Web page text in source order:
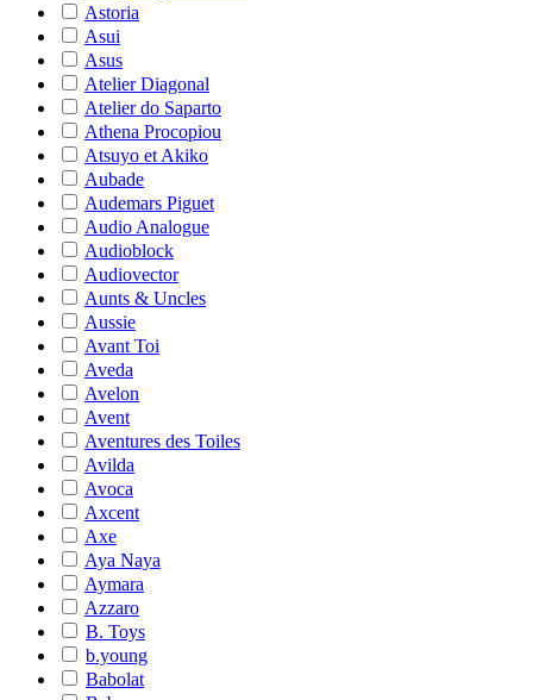
Astoria
Asui
Asus
Atelier Diagonal
Atelier do Saparto
Athena Procopiou
Atsuyo et Akiko
Aubade
Audemars Piguet
Audio Analogue
Audioblock
Audiovector
Aunts & Uncles
Aussie
Avant Toi
Aveda
Avelon
Avent
Aventures des Toiles
Avilda
Avoca
Axcent
Axe
Aya Naya
Aymara
Azzaro
B. Toys
b.young
Babolat